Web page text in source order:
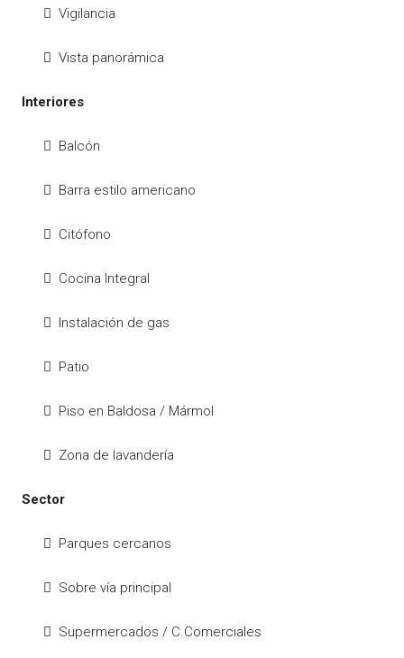
Vigilancia
Vista panorámica
Interiores
Balcón
Barra estilo americano
Citófono
Cocina Integral
Instalación de gas
Patio
Piso en Baldosa / Mármol
Zona de lavandería
Sector
Parques cercanos
Sobre vía principal
Supermercados / C.Comerciales